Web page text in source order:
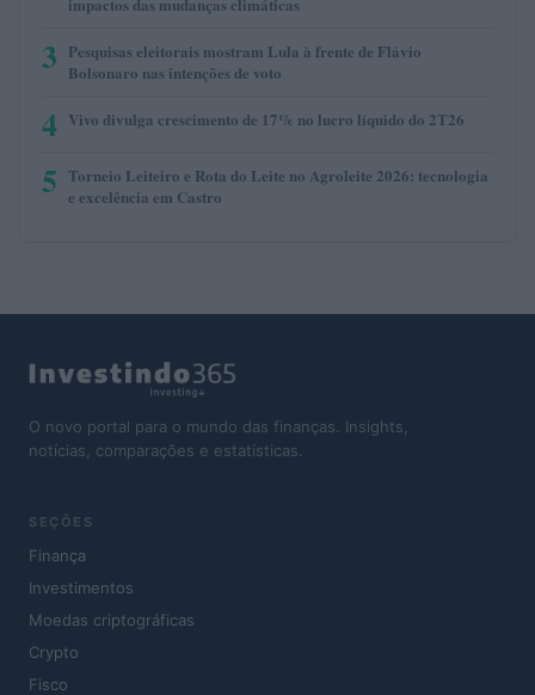
3 Pesquisas eleitorais mostram Lula à frente de Flávio
Bolsonaro nas intenções de voto
4 Vivo divulga crescimento de 17% no lucro líquido do 2T26
5 Torneio Leiteiro e Rota do Leite no Agroleite 2026: tecnologia
e excelência em Castro
O novo portal para o mundo das finanças. Insights,
notícias, comparações e estatísticas.
SEÇÕES
Finança
Investimentos
Moedas criptográficas
Crypto
Fisco